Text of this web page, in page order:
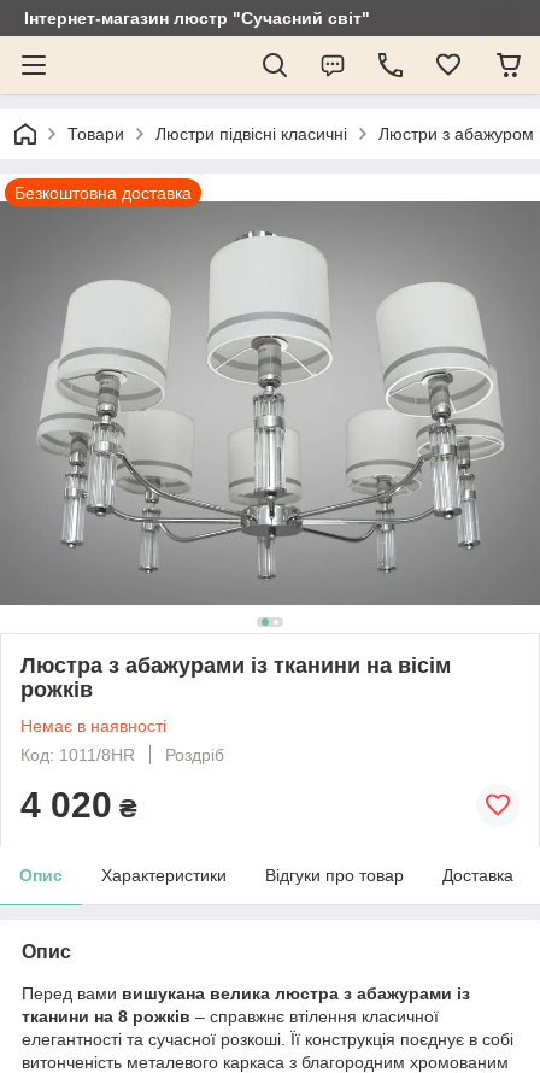
Інтернет-магазин люстр "Сучасний світ"
Товари Люстри підвісні класичні Люстри з абажуром
Безкоштовна доставка
Люстра з абажурами із тканини на вісім
рожків
Немає в наявності
Код: 1011/8HR
Роздріб
4 020 ₴
Опис Характеристики Відгуки про товар Доставка
Опис
Перед вами вишукана велика люстра з абажурами із
тканини на 8 рожків – справжнє втілення класичної
елегантності та сучасної розкоші. Її конструкція поєднує в собі
витонченість металевого каркаса з благородним хромованим